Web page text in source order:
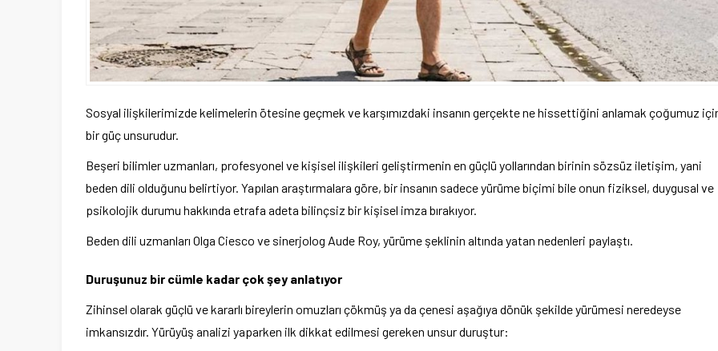
Sosyal ilişkilerimizde kelimelerin ötesine geçmek ve karşımızdaki insanın gerçekte ne hissettiğini anlamak çoğumuz
bir güç unsurudur.
Beşeri bilimler uzmanları, profesyonel ve kişisel ilişkileri geliştirmenin en güçlü yollarından birinin sözsüz iletişim, yani
beden dili olduğunu belirtiyor. Yapılan araştırmalara göre, bir insanın sadece yürüme biçimi bile onun fiziksel, duygusal ve
psikolojik durumu hakkında etrafa adeta bilinçsiz bir kişisel imza bırakıyor.
Beden dili uzmanları Olga Ciesco ve sinerjolog Aude Roy, yürüme şeklinin altında yatan nedenleri paylaştı.
Duruşunuz bir cümle kadar çok şey anlatıyor
Zihinsel olarak güçlü ve kararlı bireylerin omuzları çökmüş ya da çenesi aşağıya dönük şekilde yürümesi neredeyse
imkansızdır. Yürüyüş analizi yaparken ilk dikkat edilmesi gereken unsur duruştur: